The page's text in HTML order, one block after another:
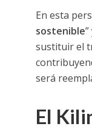
En esta
sostenible
sustituir el
será
El